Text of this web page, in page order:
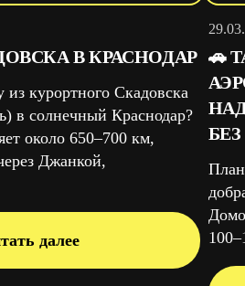
В КРАСНОДАР
из курортного Скадовска
в солнечный Краснодар?
около 650–700 км,
Джанкой,
далее
🚗